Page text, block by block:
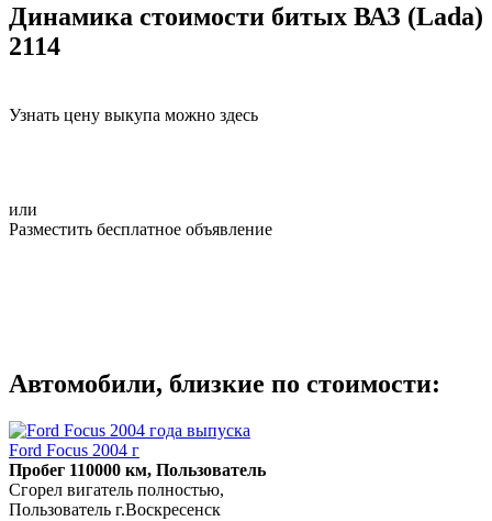
Динамика стоимости битых ВАЗ (Lada)
2114
Узнать цену выкупа можно здесь
или
Разместить бесплатное объявление
Автомобили, близкие по стоимости:
Ford Focus 2004 г
Пробег 110000 км, Пользователь
Сгорел вигатель полностью,
Пользователь г.Воскресенск